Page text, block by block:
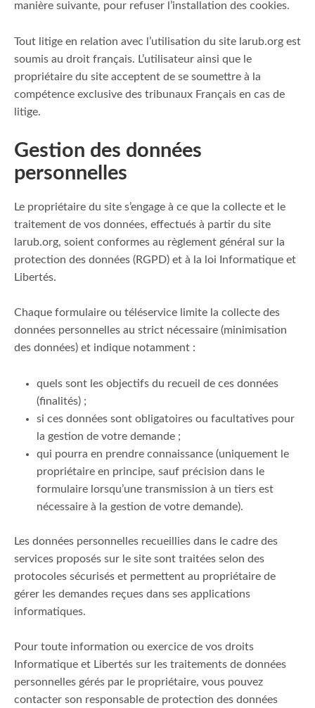
manière suivante, pour refuser l’installation des cookies.
Tout litige en relation avec l’utilisation du site larub.org est
soumis au droit français. L’utilisateur ainsi que le
propriétaire du site acceptent de se soumettre à la
compétence exclusive des tribunaux Français en cas de
litige.
Gestion des données
personnelles
Le propriétaire du site s’engage à ce que la collecte et le
traitement de vos données, effectués à partir du site
larub.org, soient conformes au règlement général sur la
protection des données (RGPD) et à la loi Informatique et
Libertés.
Chaque formulaire ou téléservice limite la collecte des
données personnelles au strict nécessaire (minimisation
des données) et indique notamment :
quels sont les objectifs du recueil de ces données
(finalités) ;
si ces données sont obligatoires ou facultatives pour
la gestion de votre demande ;
qui pourra en prendre connaissance (uniquement le
propriétaire en principe, sauf précision dans le
formulaire lorsqu’une transmission à un tiers est
nécessaire à la gestion de votre demande).
Les données personnelles recueillies dans le cadre des
services proposés sur le site sont traitées selon des
protocoles sécurisés et permettent au propriétaire de
gérer les demandes reçues dans ses applications
informatiques.
Pour toute information ou exercice de vos droits
Informatique et Libertés sur les traitements de données
personnelles gérés par le propriétaire, vous pouvez
contacter son responsable de protection des données